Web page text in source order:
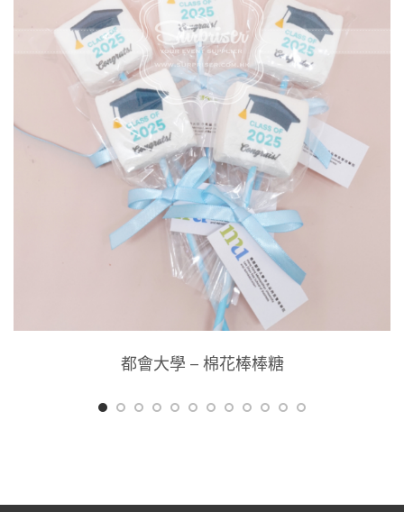
都會大學 – 棉花棒棒糖